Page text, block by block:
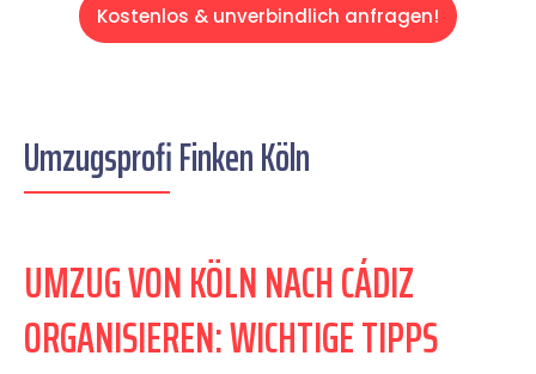
Kostenlos & unverbindlich anfragen!
Umzugsprofi Finken Köln
UMZUG VON KÖLN NACH CÁDIZ
ORGANISIEREN: WICHTIGE TIPPS